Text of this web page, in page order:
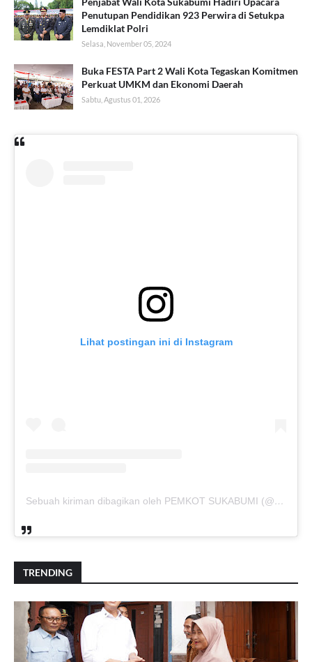
Penutupan Pendidikan 923 Perwira di Setukpa
Lemdiklat Polri
Selasa, November 05, 2024
Buka FESTA Part 2 Wali Kota Tegaskan Komitmen
Perkuat UMKM dan Ekonomi Daerah
Sabtu, Agustus 01, 2026
Lihat postingan ini di Instagram
Sebuah kiriman dibagikan oleh PEMKOT SUKABUMI (@pemkotsukabumi_)
TRENDING